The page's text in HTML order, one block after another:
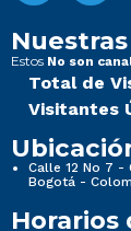
Estos No son
Total de
Visitantes
Calle 12 No 7 -
Bogotá -
Horarios